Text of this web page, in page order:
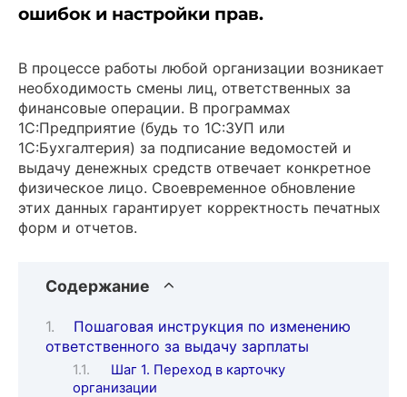
ошибок и настройки прав.
В процессе работы любой организации возникает
необходимость смены лиц, ответственных за
финансовые операции. В программах
1С:Предприятие (будь то 1С:ЗУП или
1С:Бухгалтерия) за подписание ведомостей и
выдачу денежных средств отвечает конкретное
физическое лицо. Своевременное обновление
этих данных гарантирует корректность печатных
форм и отчетов.
Содержание
Пошаговая инструкция по изменению
ответственного за выдачу зарплаты
Шаг 1. Переход в карточку
организации